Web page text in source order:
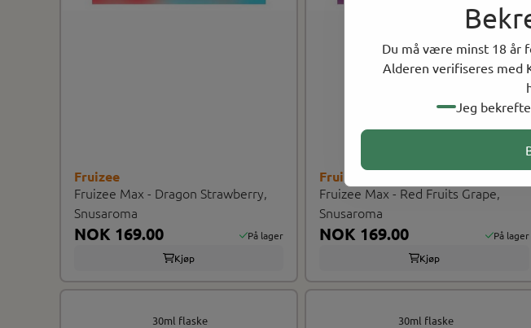
Du må være minst 18 år
Alderen verifiseres med
Jeg
Fruizee
Fruizee Max - Dragon Strawberry,
Snusaroma
NOK 169.00
På lager
Kjøp
Fruizee
Fruizee Max - Red Fruits Grape,
Snusaroma
NOK 169.00
På lager
Kjøp
30ml flaske 30ml flaske